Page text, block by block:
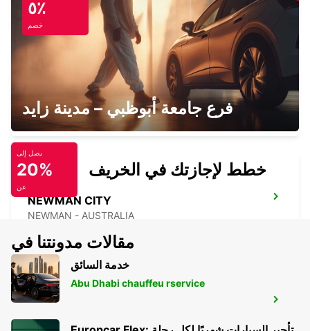
EXMOUTH - AUSTRALIA
EXMOUTH LEARMONTH AIRPORT
EXMOUTH - AUSTRALIA
NEWMAN CITY
NEWMAN - AUSTRALIA
NEWMAN AIRPORT
NEWMAN - AUSTRALIA
٥٪
خصم
فرع جامعة أبوظبي – مدينة زايد
يصل إلى
20%
عن
خطط لإجازتك في الخريف
مقالات مدونتنا في
خدمة السائق
Abu Dhabi chauffeu rservice